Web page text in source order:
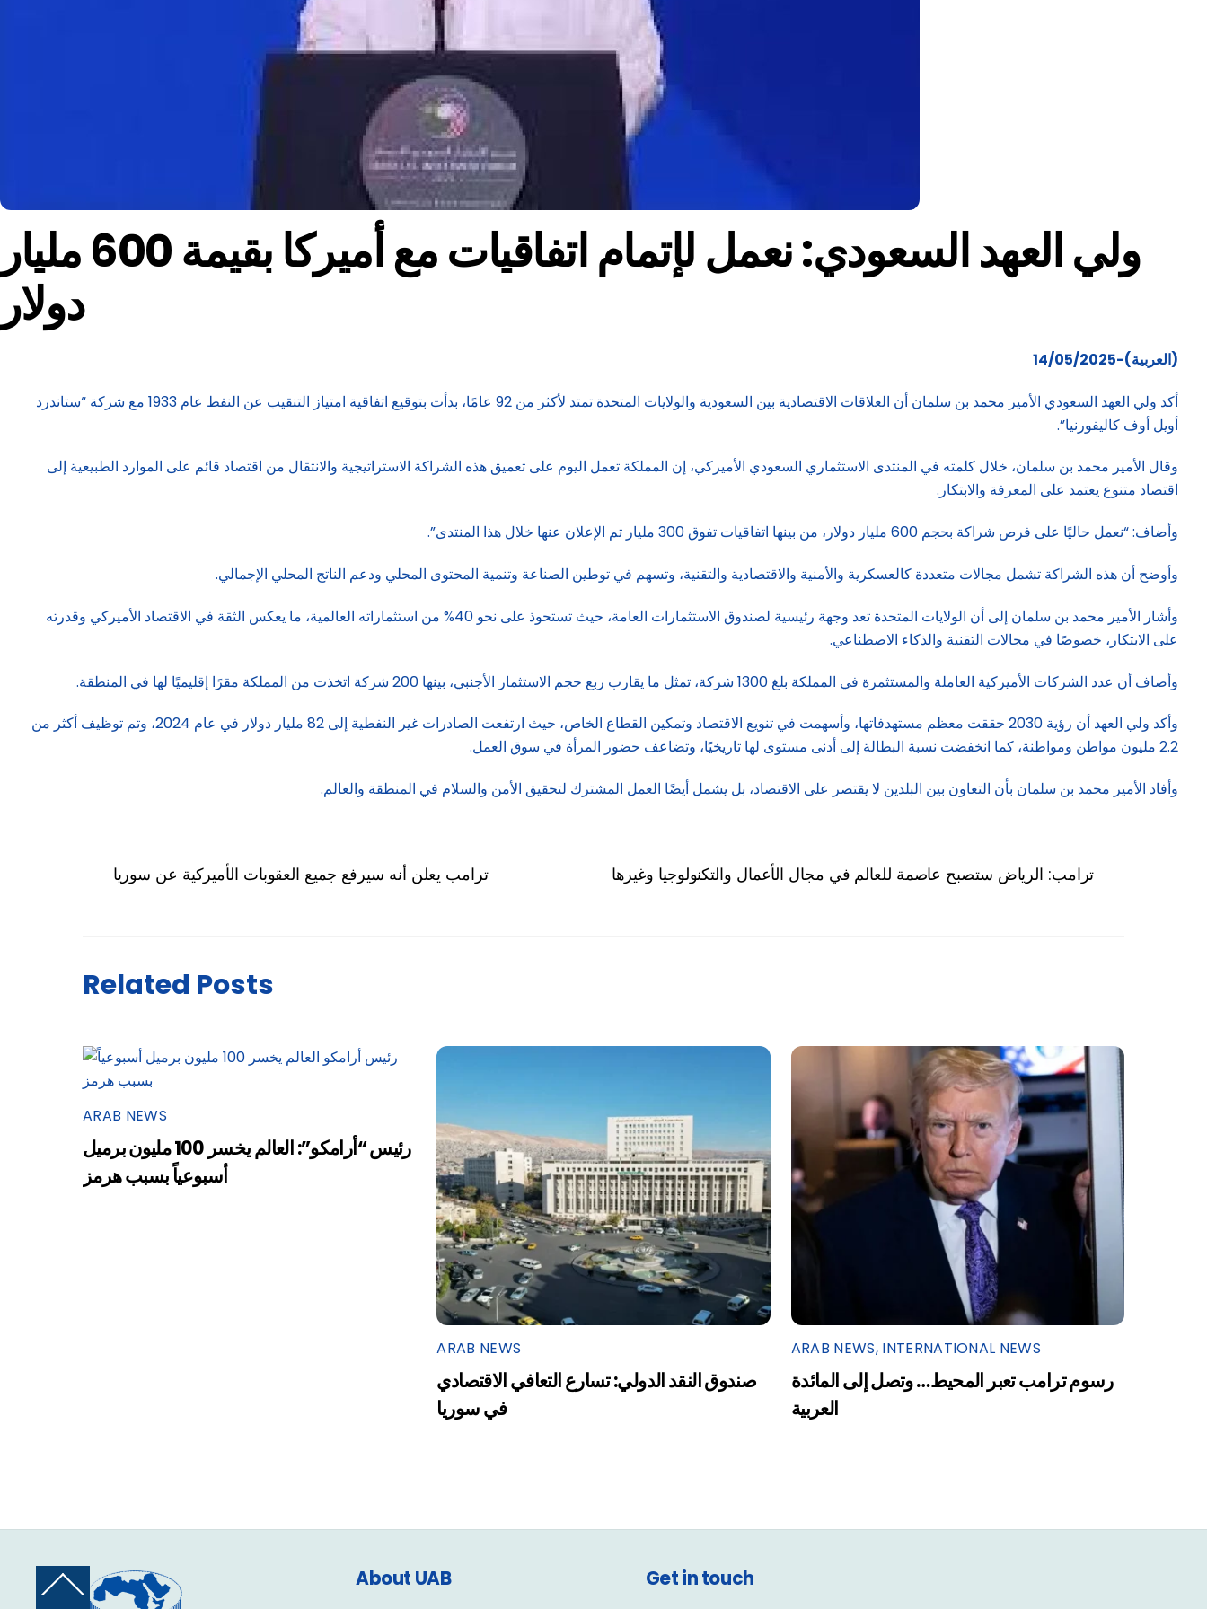
ولي العهد السعودي: نعمل لإتمام اتفاقيات مع أميركا بقيمة 600 مليار
دولار
(العربية)-14/05/2025
أكد ولي العهد السعودي الأمير محمد بن سلمان أن العلاقات الاقتصادية بين السعودية والولايات المتحدة تمتد لأكثر من 92 عامًا، بدأت بتوقيع اتفاقية امتياز التنقيب عن النفط عام 1933 مع شركة “ستاندرد
أويل أوف كاليفورنيا”.
وقال الأمير محمد بن سلمان، خلال كلمته في المنتدى الاستثماري السعودي الأميركي، إن المملكة تعمل اليوم على تعميق هذه الشراكة الاستراتيجية والانتقال من اقتصاد قائم على الموارد الطبيعية إلى
اقتصاد متنوع يعتمد على المعرفة والابتكار.
وأضاف: “نعمل حاليًا على فرص شراكة بحجم 600 مليار دولار، من بينها اتفاقيات تفوق 300 مليار تم الإعلان عنها خلال هذا المنتدى”.
وأوضح أن هذه الشراكة تشمل مجالات متعددة كالعسكرية والأمنية والاقتصادية والتقنية، وتسهم في توطين الصناعة وتنمية المحتوى المحلي ودعم الناتج المحلي الإجمالي.
وأشار الأمير محمد بن سلمان إلى أن الولايات المتحدة تعد وجهة رئيسية لصندوق الاستثمارات العامة، حيث تستحوذ على نحو 40% من استثماراته العالمية، ما يعكس الثقة في الاقتصاد الأميركي وقدرته
على الابتكار، خصوصًا في مجالات التقنية والذكاء الاصطناعي.
وأضاف أن عدد الشركات الأميركية العاملة والمستثمرة في المملكة بلغ 1300 شركة، تمثل ما يقارب ربع حجم الاستثمار الأجنبي، بينها 200 شركة اتخذت من المملكة مقرًا إقليميًا لها في المنطقة.
وأكد ولي العهد أن رؤية 2030 حققت معظم مستهدفاتها، وأسهمت في تنويع الاقتصاد وتمكين القطاع الخاص، حيث ارتفعت الصادرات غير النفطية إلى 82 مليار دولار في عام 2024، وتم توظيف أكثر من
2.2 مليون مواطن ومواطنة، كما انخفضت نسبة البطالة إلى أدنى مستوى لها تاريخيًا، وتضاعف حضور المرأة في سوق العمل.
وأفاد الأمير محمد بن سلمان بأن التعاون بين البلدين لا يقتصر على الاقتصاد، بل يشمل أيضًا العمل المشترك لتحقيق الأمن والسلام في المنطقة والعالم.
ترامب يعلن أنه سيرفع جميع العقوبات الأميركية عن سوريا ترامب: الرياض ستصبح عاصمة للعالم في مجال الأعمال والتكنولوجيا وغيرها
Related Posts
ARAB NEWS
رئيس “أرامكو”: العالم يخسر 100 مليون برميل
أسبوعياً بسبب هرمز
ARAB NEWS
صندوق النقد الدولي: تسارع التعافي الاقتصادي
في سوريا
ARAB NEWS, INTERNATIONAL NEWS
رسوم ترامب تعبر المحيط… وتصل إلى المائدة
العربية
Back
About UAB Get in touch